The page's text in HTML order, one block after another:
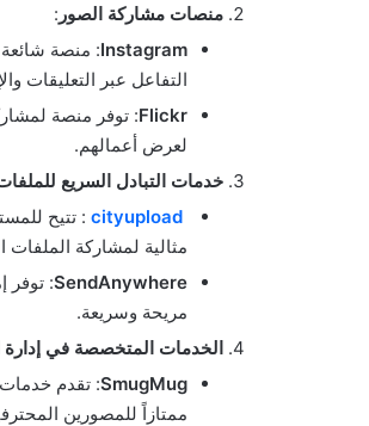
منصات مشاركة الصور :
Instagram: منصة شائعة
التفاعل عبر التعليقات
Flickr: توفر منصة
لعرض أعمالهم.
خدمات التبادل السريع
cityupload : تتيح
مثالية لمشاركة الملفات
SendAnywhere: توفر
مريحة وسريعة.
الخدمات المتخصصة في إدارة
SmugMug: تقدم خدمات
ممتازاً للمصورين